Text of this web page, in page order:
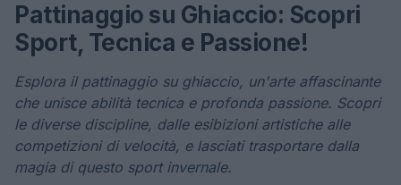
Pattinaggio su Ghiaccio: Scopri
Sport, Tecnica e Passione!
Esplora il pattinaggio su ghiaccio, un'arte affascinante
che unisce abilità tecnica e profonda passione. Scopri
le diverse discipline, dalle esibizioni artistiche alle
competizioni di velocità, e lasciati trasportare dalla
magia di questo sport invernale.